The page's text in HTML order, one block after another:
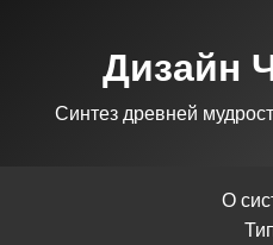
Дизайн
Синтез древней
О